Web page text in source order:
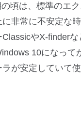
頃は、標準のエ
非常に不安定な時
やX-finderな
10になって
が安定していて